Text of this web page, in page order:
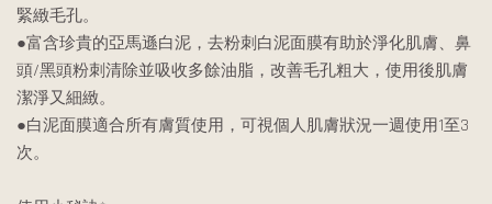
緊緻毛孔。
●富含珍貴的亞馬遜白泥，去粉刺白泥面膜有助於淨化肌膚、鼻
頭/黑頭粉刺清除並吸收多餘油脂，改善毛孔粗大，使用後肌膚
潔淨又細緻。
●白泥面膜適合所有膚質使用，可視個人肌膚狀況一週使用1至3
次。